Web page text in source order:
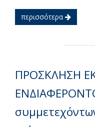
περισσότερα
ΠΡΟΣΚΛΗΣΗ